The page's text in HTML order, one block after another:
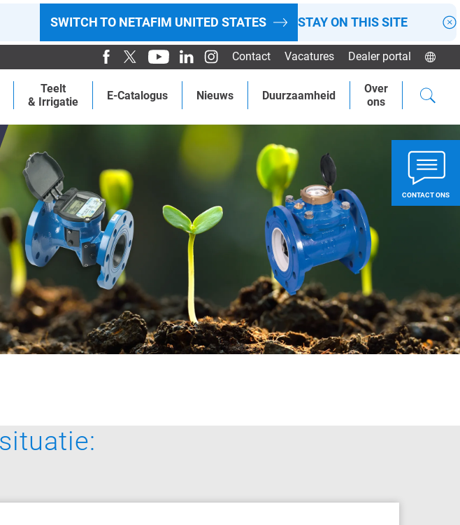
SWITCH TO NETAFIM UNITED STATES STAY ON THIS SITE
Teelt
& Irrigatie
E-Catalogus Nieuws Duurzaamheid
Over
ons
Contact Vacatures Dealer portal
CONTACT ONS